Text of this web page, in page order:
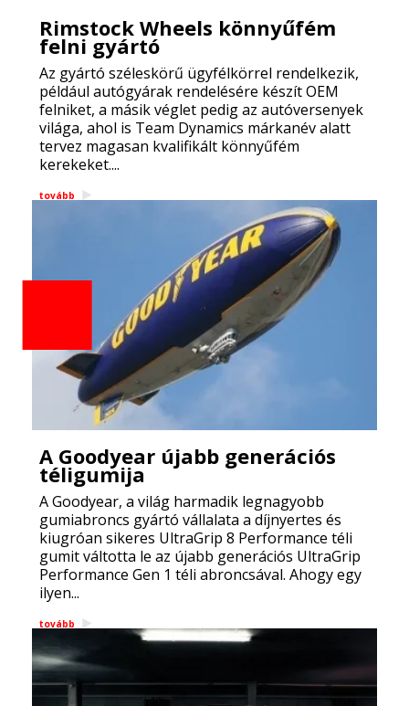
Rimstock Wheels könnyűfém
felni gyártó
Az gyártó széleskörű ügyfélkörrel rendelkezik,
például autógyárak rendelésére készít OEM
felniket, a másik véglet pedig az autóversenyek
világa, ahol is Team Dynamics márkanév alatt
tervez magasan kvalifikált könnyűfém
kerekeket....
tovább
A Goodyear újabb generációs
téligumija
A Goodyear, a világ harmadik legnagyobb
gumiabroncs gyártó vállalata a díjnyertes és
kiugróan sikeres UltraGrip 8 Performance téli
gumit váltotta le az újabb generációs UltraGrip
Performance Gen 1 téli abroncsával. Ahogy egy
ilyen...
tovább